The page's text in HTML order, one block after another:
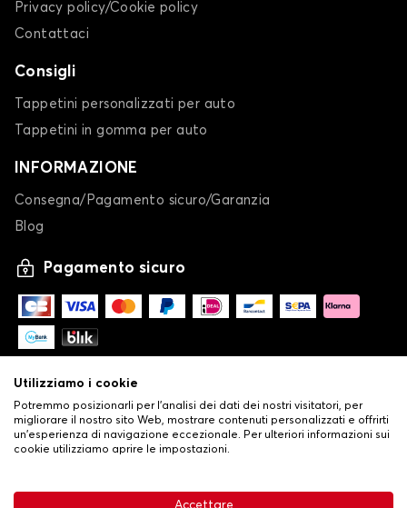
Privacy policy/Cookie policy
Contattaci
Consigli
Tappetini personalizzati per auto
Tappetini in gomma per auto
INFORMAZIONE
Consegna/Pagamento sicuro/Garanzia
Blog
Pagamento sicuro
Condizioni generali di vendita•
Utilizziamo i cookie
Potremmo posizionarli per l'analisi dei dati dei nostri visitatori, per
migliorare il nostro sito Web, mostrare contenuti personalizzati e offrirti
un'esperienza di navigazione eccezionale. Per ulteriori informazioni sui
cookie utilizziamo aprire le impostazioni.
Accettare